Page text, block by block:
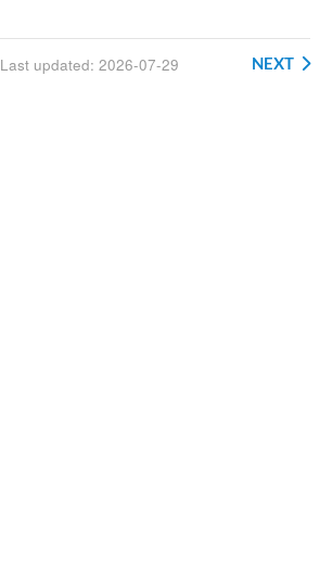
Last updated: 2026-07-29 NEXT